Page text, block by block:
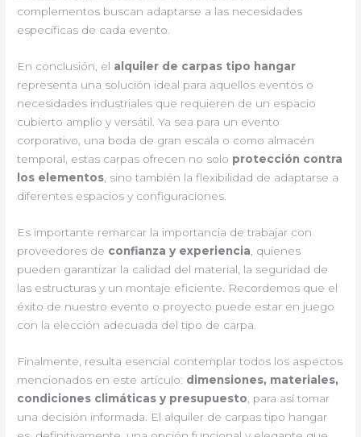
complementos buscan adaptarse a las necesidades
específicas de cada evento.
En conclusión, el alquiler de carpas tipo hangar
representa una solución ideal para aquellos eventos o
necesidades industriales que requieren de un espacio
cubierto amplio y versátil. Ya sea para un evento
corporativo, una boda de gran escala o como almacén
temporal, estas carpas ofrecen no solo protección contra
los elementos , sino también la flexibilidad de adaptarse a
diferentes espacios y configuraciones.
Es importante remarcar la importancia de trabajar con
proveedores de confianza y experiencia , quienes
pueden garantizar la calidad del material, la seguridad de
las estructuras y un montaje eficiente. Recordemos que el
éxito de nuestro evento o proyecto puede estar en juego
con la elección adecuada del tipo de carpa.
Finalmente, resulta esencial contemplar todos los aspectos
mencionados en este artículo: dimensiones, materiales,
condiciones climáticas y presupuesto , para así tomar
una decisión informada. El alquiler de carpas tipo hangar